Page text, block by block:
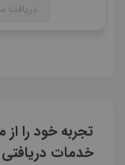
دریافت
تجربه خود را
خدمات